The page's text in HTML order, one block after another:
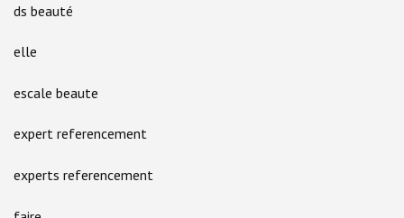
ds beauté
elle
escale beaute
expert referencement
experts referencement